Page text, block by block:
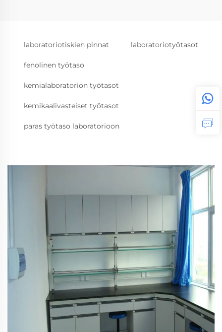
laboratoriotiskien pinnat laboratoriotyötasot
fenolinen työtaso
kemialaboratorion työtasot
kemikaalivasteiset työtasot
paras työtaso laboratorioon